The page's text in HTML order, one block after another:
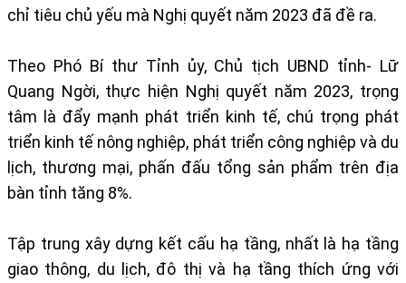
chỉ tiêu chủ yếu mà Nghị quyết năm 2023 đã đề ra.
Theo Phó Bí thư Tỉnh ủy, Chủ tịch UBND tỉnh- Lữ
Quang Ngời, thực hiện Nghị quyết năm 2023, trọng
tâm là đẩy mạnh phát triển kinh tế, chú trọng phát
triển kinh tế nông nghiệp, phát triển công nghiệp và du
lịch, thương mại, phấn đấu tổng sản phẩm trên địa
bàn tỉnh tăng 8%.
Tập trung xây dựng kết cấu hạ tầng, nhất là hạ tầng
giao thông, du lịch, đô thị và hạ tầng thích ứng với